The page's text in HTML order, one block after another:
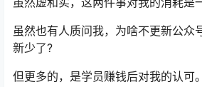
虽然也有人质问我，为啥不更新公众
新少了?
但更多的，是学员赚钱后对我的认可。